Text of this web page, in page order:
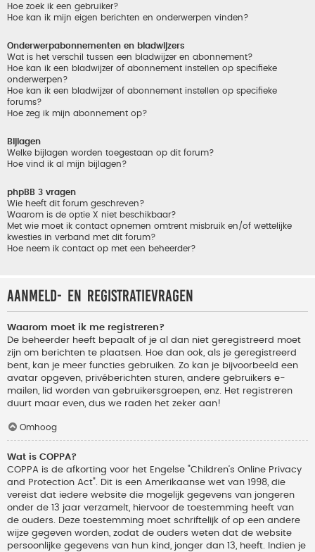
Hoe zoek ik een gebruiker?
Hoe kan ik mijn eigen berichten en onderwerpen vinden?
Onderwerpabonnementen en bladwijzers
Wat is het verschil tussen een bladwijzer en abonnement?
Hoe kan ik een bladwijzer of abonnement instellen op specifieke
onderwerpen?
Hoe kan ik een bladwijzer of abonnement instellen op specifieke
forums?
Hoe zeg ik mijn abonnement op?
Bijlagen
Welke bijlagen worden toegestaan op dit forum?
Hoe vind ik al mijn bijlagen?
phpBB 3 vragen
Wie heeft dit forum geschreven?
Waarom is de optie X niet beschikbaar?
Met wie moet ik contact opnemen omtrent misbruik en/of wettelijke
kwesties in verband met dit forum?
Hoe neem ik contact op met een beheerder?
Aanmeld- en registratievragen
Waarom moet ik me registreren?
De beheerder heeft bepaalt of je al dan niet geregistreerd moet
zijn om berichten te plaatsen. Hoe dan ook, als je geregistreerd
bent, kan je meer functies gebruiken. Zo kan je bijvoorbeeld een
avatar opgeven, privéberichten sturen, andere gebruikers e-
mailen, lid worden van gebruikersgroepen, enz. Het registreren
duurt maar even, dus we raden het zeker aan!
Omhoog
Wat is COPPA?
COPPA is de afkorting voor het Engelse "Children’s Online Privacy
and Protection Act". Dit is een Amerikaanse wet van 1998, die
vereist dat iedere website die mogelijk gegevens van jongeren
onder de 13 jaar verzamelt, hiervoor de toestemming heeft van
de ouders. Deze toestemming moet schriftelijk of op een andere
wijze gegeven worden, zodat de ouders weten dat de website
persoonlijke gegevens van hun kind, jonger dan 13, heeft. Indien je